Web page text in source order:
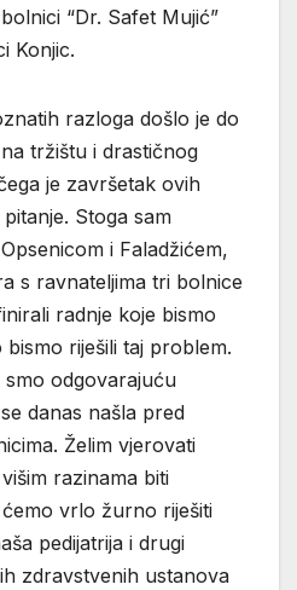
“Dr. Safet Mujić”
Konjic.
razloga došlo je do
tržištu i drastičnog
je završetak ovih
Stoga sam
i Faladžićem,
s ravnateljima tri bolnice
radnje koje bismo
riješili taj problem.
odgovarajuću
danas našla pred
Želim vjerovati
razinama biti
vrlo žurno riješiti
pedijatrija i drugi
zdravstvenih ustanova